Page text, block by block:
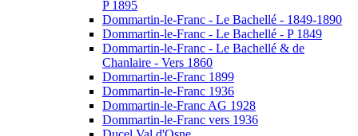
P 1895
Dommartin-le-Franc - Le Bachellé - 1849-1890
Dommartin-le-Franc - Le Bachellé - P 1849
Dommartin-le-Franc - Le Bachellé & de
Chanlaire - Vers 1860
Dommartin-le-Franc 1899
Dommartin-le-Franc 1936
Dommartin-le-Franc AG 1928
Dommartin-le-Franc vers 1936